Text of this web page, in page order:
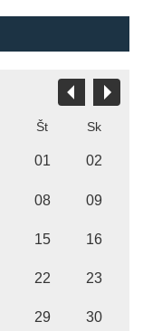
Št Sk
01 02
08 09
15 16
22 23
29 30